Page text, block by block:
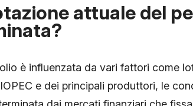
attuale del
è influenzata da vari fattori come
e dei principali produttori, le